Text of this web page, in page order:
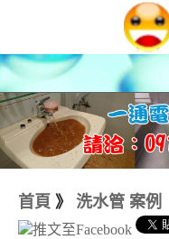
首頁 》 洗水管 案例